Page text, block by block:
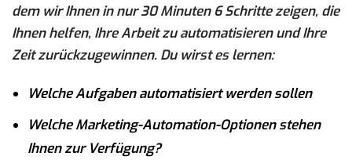
dem wir Ihnen in nur 30 Minuten 6 Schritte zeigen, die
Ihnen helfen, Ihre Arbeit zu automatisieren und Ihre
Zeit zurückzugewinnen. Du wirst es lernen:
Welche Aufgaben automatisiert werden sollen
Welche Marketing-Automation-Optionen stehen
Ihnen zur Verfügung?